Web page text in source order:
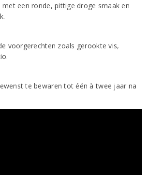
een ronde, pittige droge smaak en
voorgerechten zoals gerookte vis,
te bewaren tot één à twee jaar na